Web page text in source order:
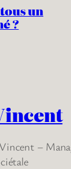
un
?
–